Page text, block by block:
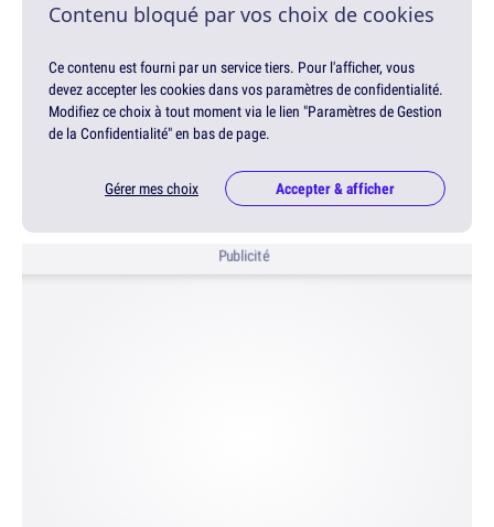
Contenu bloqué par vos choix de cookies
Ce contenu est fourni par un service tiers. Pour l'afficher, vous
devez accepter les cookies dans vos paramètres de confidentialité.
Modifiez ce choix à tout moment via le lien "Paramètres de Gestion
de la Confidentialité" en bas de page.
Gérer mes choix Accepter & afficher
Publicité